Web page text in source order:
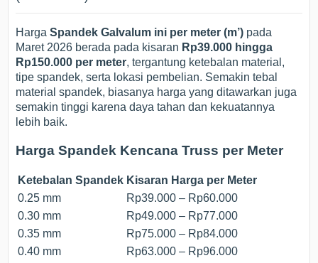
HargaSpandek Galvalum ini per meter (m’) pada
Maret 2026 berada pada kisaran Rp39.000 hingga
Rp150.000 per meter, tergantung ketebalan material,
tipe spandek, serta lokasi pembelian. Semakin tebal
material spandek, biasanya harga yang ditawarkan juga
semakin tinggi karena daya tahan dan kekuatannya
lebih baik.
Harga Spandek Kencana Truss per Meter
Ketebalan Spandek Kisaran Harga per Meter
0.25 mm
Rp39.000 – Rp60.000
0.30 mm
Rp49.000 – Rp77.000
0.35 mm
Rp75.000 – Rp84.000
0.40 mm
Rp63.000 – Rp96.000